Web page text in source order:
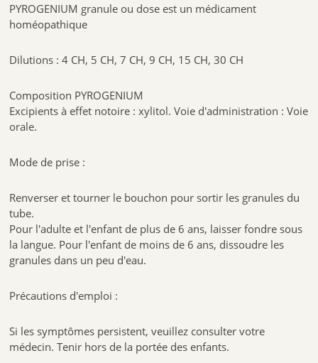
PYROGENIUM granule ou dose est un médicament
homéopathique
Dilutions : 4 CH, 5 CH, 7 CH, 9 CH, 15 CH, 30 CH
Composition PYROGENIUM
Excipients à effet notoire : xylitol. Voie d'administration : Voie
orale.
Mode de prise :
Renverser et tourner le bouchon pour sortir les granules du
tube.
Pour l'adulte et l'enfant de plus de 6 ans, laisser fondre sous
la langue. Pour l'enfant de moins de 6 ans, dissoudre les
granules dans un peu d'eau.
Précautions d'emploi :
Si les symptômes persistent, veuillez consulter votre
médecin. Tenir hors de la portée des enfants.